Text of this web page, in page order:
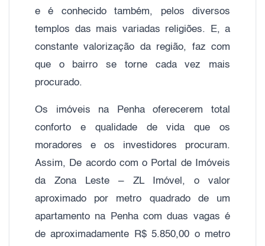
e é conhecido também, pelos diversos
templos das mais variadas religiões. E, a
constante valorização da região, faz com
que o bairro se torne cada vez mais
procurado.
Os imóveis na Penha oferecerem total
conforto e qualidade de vida que os
moradores e os investidores procuram.
Assim, De acordo com o Portal de Imóveis
da Zona Leste – ZL Imóvel, o valor
aproximado por metro quadrado de um
apartamento na Penha com duas vagas é
de aproximadamente R$ 5.850,00 o metro